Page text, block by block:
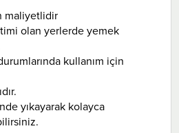
maliyetlidir
olan yerlerde yemek
kullanım için
yıkayarak kolayca